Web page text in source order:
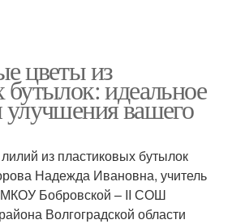
цветы из
бутылок: идеальное
вашего
из пластиковых бутылок
Надежда Ивановна, учитель
Бобровской – ΙΙ СОШ
Волгоградской области